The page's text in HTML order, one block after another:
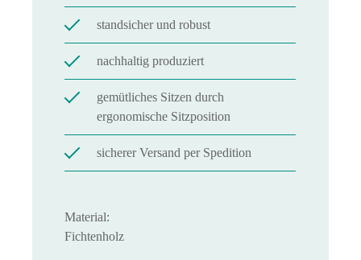
standsicher und robust
nachhaltig produziert
gemütliches Sitzen durch
ergonomische Sitzposition
sicherer Versand per Spedition
Material:
Fichtenholz